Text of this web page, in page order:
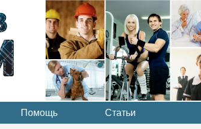
Помощь Статьи